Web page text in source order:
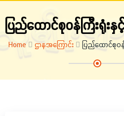
ပြည်ထောင်စုဝန်ကြီးရုံးနှင့်
Home ဌာနအကြောင်း ပြည်ထောင်စုဝန်